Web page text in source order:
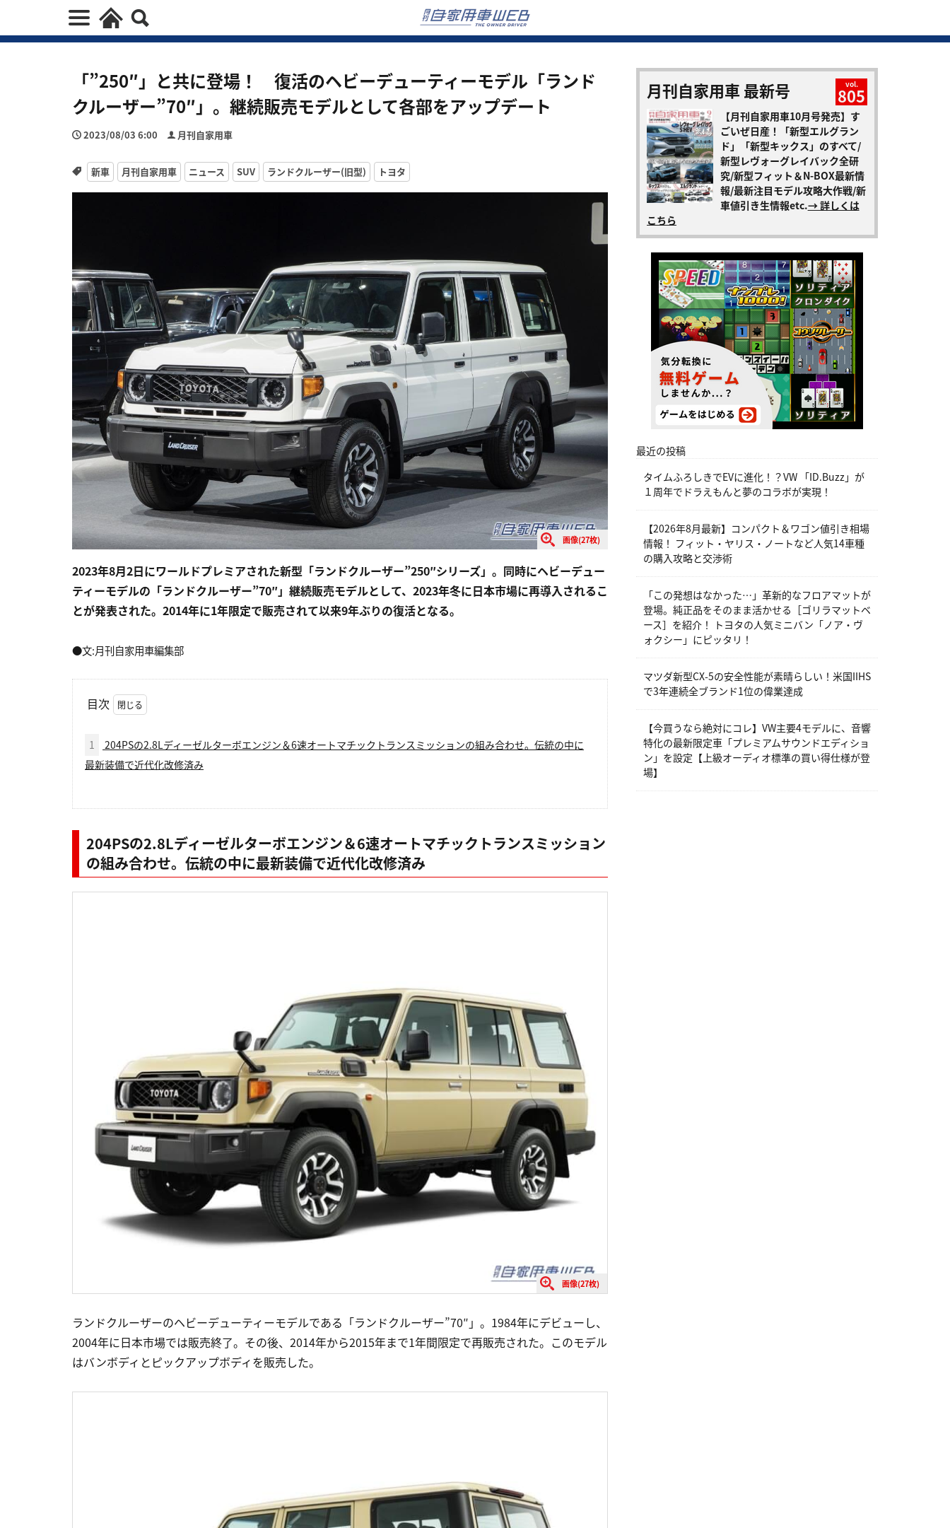
「”250″」と共に登場！ 復活のヘビーデューティーモデル「ランド
クルーザー”70″」。継続販売モデルとして各部をアップデート
2023/08/03 6:00 月刊自家用車
新車 月刊自家用車 ニュース SUV ランドクルーザー(旧型) トヨタ
画像(27枚)
2023年8月2日にワールドプレミアされた新型「ランドクルーザー”250″シリーズ」。同時にヘビーデュー
ティーモデルの「ランドクルーザー”70″」継続販売モデルとして、2023年冬に日本市場に再導入されるこ
とが発表された。2014年に1年限定で販売されて以来9年ぶりの復活となる。
●文:月刊自家用車編集部
目次
1
204PSの2.8Lディーゼルターボエンジン＆6速オートマチックトランスミッションの組み合わせ。伝統の中に
最新装備で近代化改修済み
204PSの2.8Lディーゼルターボエンジン＆6速オートマチックトランスミッション
の組み合わせ。伝統の中に最新装備で近代化改修済み
画像(27枚)
ランドクルーザーのヘビーデューティーモデルである「ランドクルーザー”70″」。1984年にデビューし、
2004年に日本市場では販売終了。その後、2014年から2015年まで1年間限定で再販売された。このモデル
はバンボディとピックアップボディを販売した。
月刊自家用車 最新号 vol.
805
【月刊自家用車10月号発売】す
ごいぜ日産！「新型エルグラン
ド」「新型キックス」のすべて/
新型レヴォーグレイバック全研
究/新型フィット＆N-BOX最新情
報/最新注目モデル攻略大作戦/新
車値引き生情報etc.→ 詳しくは
こちら
最近の投稿
タイムふろしきでEVに進化！？VW 「ID.Buzz」が
１周年でドラえもんと夢のコラボが実現！
【2026年8月最新】コンパクト＆ワゴン値引き相場
情報！ フィット・ヤリス・ノートなど人気14車種
の購入攻略と交渉術
「この発想はなかった…」革新的なフロアマットが
登場。純正品をそのまま活かせる［ゴリラマットベ
ース］を紹介！ トヨタの人気ミニバン「ノア・ヴ
ォクシー」にピッタリ！
マツダ新型CX-5の安全性能が素晴らしい！米国IIHS
で3年連続全ブランド1位の偉業達成
【今買うなら絶対にコレ】VW主要4モデルに、音響
特化の最新限定車「プレミアムサウンドエディショ
ン」を設定【上級オーディオ標準の買い得仕様が登
場】